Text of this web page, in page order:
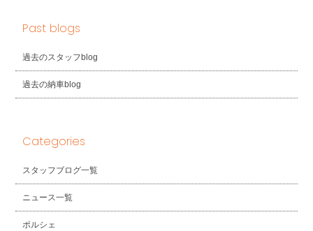
Past blogs
過去のスタッフblog
過去の納車blog
Categories
スタッフブログ一覧
ニュース一覧
ポルシェ